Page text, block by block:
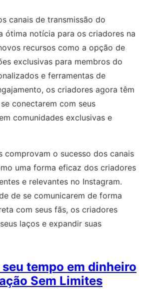
canais de transmissão do
ótima notícia para os criadores na
recursos como a opção de
exclusivas para membros do
e ferramentas de
os criadores agora têm
conectarem com seus
comunidades exclusivas e
comprovam o sucesso dos canais
uma forma eficaz dos criadores
e relevantes no Instagram.
de se comunicarem de forma
com seus fãs, os criadores
laços e expandir suas
tempo em dinheiro
Sem Limites